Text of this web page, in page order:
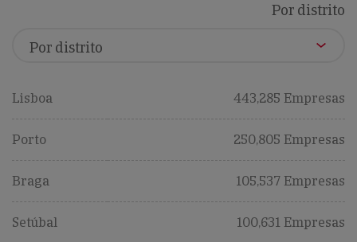
Por distrito
Lisboa 443,285 Empresas
Porto 250,805 Empresas
Braga 105,537 Empresas
Setúbal 100,631 Empresas